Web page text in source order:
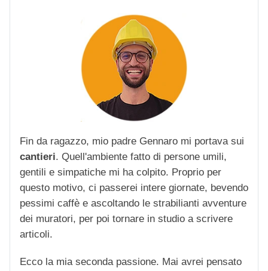
Fin da ragazzo, mio padre Gennaro mi portava sui
cantieri. Quell'ambiente fatto di persone umili,
gentili e simpatiche mi ha colpito. Proprio per
questo motivo, ci passerei intere giornate, bevendo
pessimi caffè e ascoltando le strabilianti avventure
dei muratori, per poi tornare in studio a scrivere
articoli.
Ecco la mia seconda passione. Mai avrei pensato